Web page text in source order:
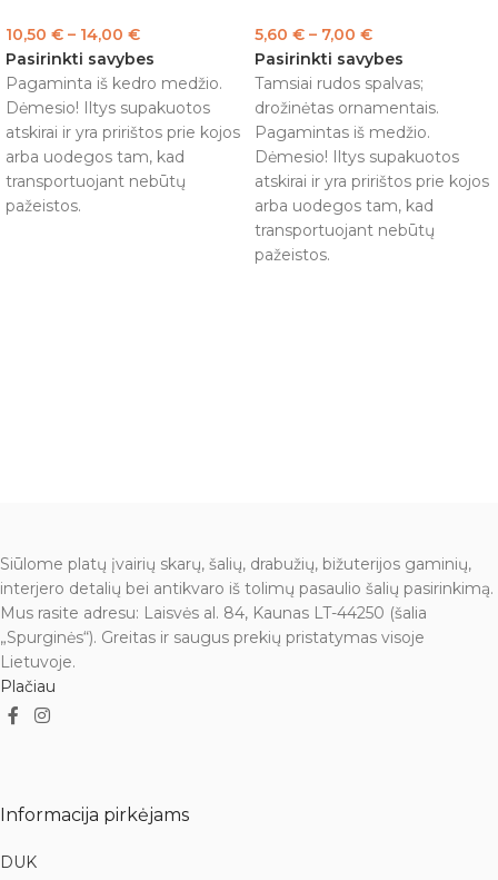
10,50 € – 14,00 €
Pasirinkti savybes
Pagaminta iš kedro medžio.
Dėmesio! Iltys supakuotos
atskirai ir yra pririštos prie kojos
arba uodegos tam, kad
transportuojant nebūtų
pažeistos.
5,60 € – 7,00 €
Pasirinkti savybes
Tamsiai rudos spalvas;
drožinėtas ornamentais.
Pagamintas iš medžio.
Dėmesio! Iltys supakuotos
atskirai ir yra pririštos prie kojos
arba uodegos tam, kad
transportuojant nebūtų
pažeistos.
Siūlome platų įvairių skarų, šalių, drabužių, bižuterijos gaminių,
interjero detalių bei antikvaro iš tolimų pasaulio šalių pasirinkimą.
Mus rasite adresu: Laisvės al. 84, Kaunas LT-44250 (šalia
„Spurginės“). Greitas ir saugus prekių pristatymas visoje
Lietuvoje.
Plačiau
Informacija pirkėjams
DUK